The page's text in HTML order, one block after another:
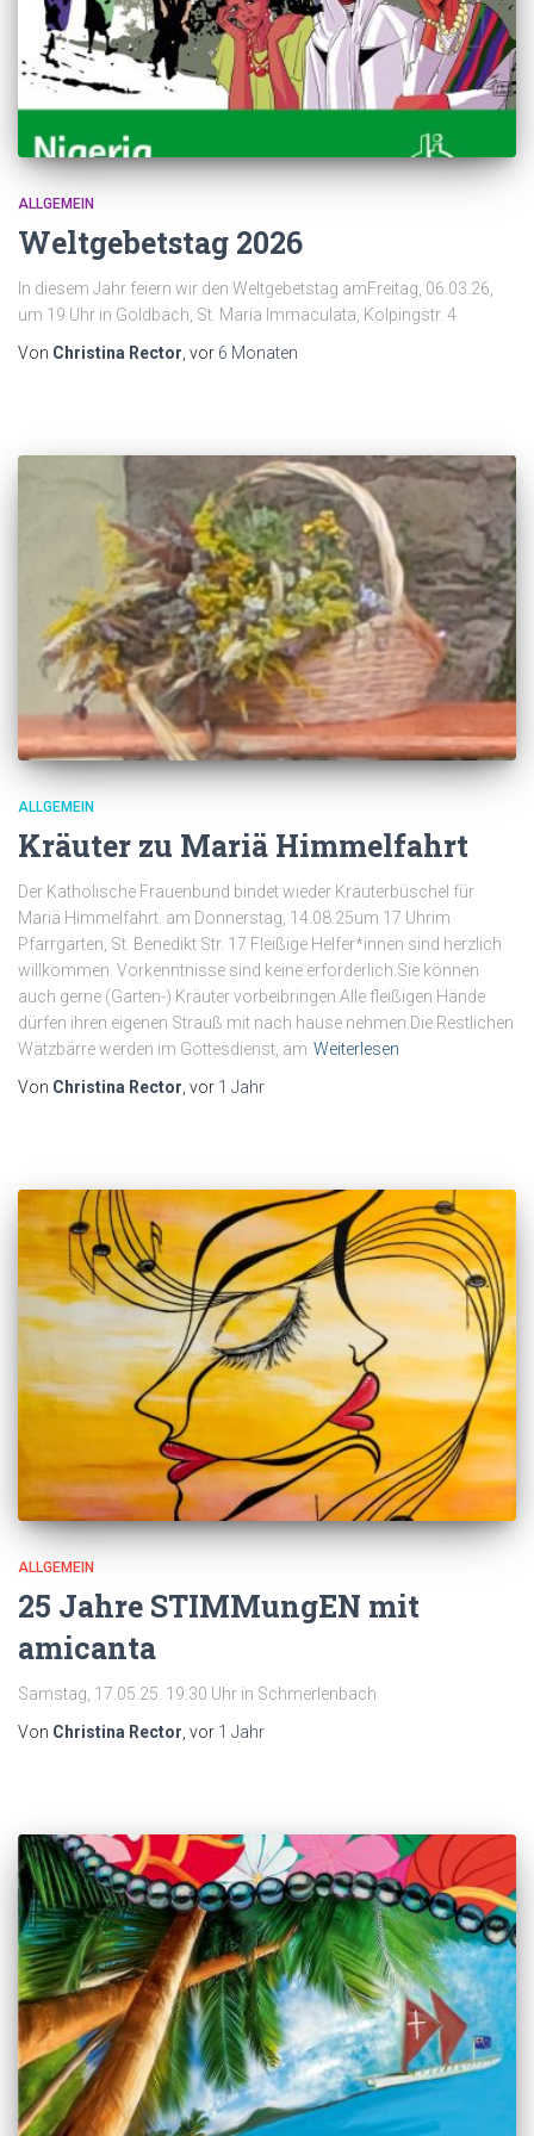
ALLGEMEIN
Weltgebetstag 2026
In diesem Jahr feiern wir den Weltgebetstag amFreitag, 06.03.26,
um 19 Uhr in Goldbach, St. Maria Immaculata, Kolpingstr. 4
Von Christina Rector , vor 6 Monaten
ALLGEMEIN
Kräuter zu Mariä Himmelfahrt
Der Katholische Frauenbund bindet wieder Kräuterbüschel für
Mariä Himmelfahrt. am Donnerstag, 14.08.25um 17 Uhrim
Pfarrgarten, St. Benedikt Str. 17 Fleißige Helfer*innen sind herzlich
willkommen. Vorkenntnisse sind keine erforderlich.Sie können
auch gerne (Garten-) Kräuter vorbeibringen.Alle fleißigen Hände
dürfen ihren eigenen Strauß mit nach hause nehmen.Die Restlichen
Wätzbärre werden im Gottesdienst, am Weiterlesen
Von Christina Rector , vor 1 Jahr
ALLGEMEIN
25 Jahre STIMMungEN mit
amicanta
Samstag, 17.05.25. 19:30 Uhr in Schmerlenbach
Von Christina Rector, vor 1 Jahr